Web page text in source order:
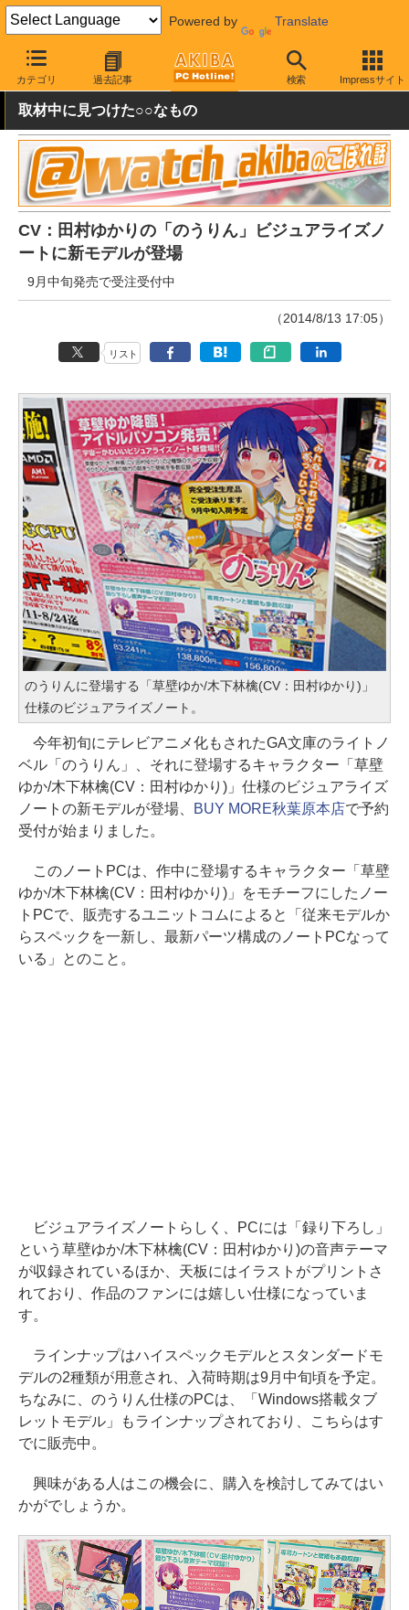
Powered by Translate
カテゴリ 過去記事 検索 Impressサイト
AKIBA PC Hotline! PC本体・ソフト ノートPC
取材中に見つけた○○なもの
CV：田村ゆかりの「のうりん」ビジュアライズノ
ートに新モデルが登場
9月中旬発売で受注受付中
（2014/8/13 17:05）
リスト
のうりんに登場する「草壁ゆか/木下林檎(CV：田村ゆかり)」
仕様のビジュアライズノート。
今年初旬にテレビアニメ化もされたGA文庫のライトノ
ベル「のうりん」、それに登場するキャラクター「草壁
ゆか/木下林檎(CV：田村ゆかり)」仕様のビジュアライズ
ノートの新モデルが登場、
BUY MORE秋葉原本店で予約
受付が始まりました。
このノートPCは、作中に登場するキャラクター「草壁
ゆか/木下林檎(CV：田村ゆかり)」をモチーフにしたノー
トPCで、販売するユニットコムによると「従来モデルか
らスペックを一新し、最新パーツ構成のノートPCなって
いる」とのこと。
ビジュアライズノートらしく、PCには「録り下ろし」
という草壁ゆか/木下林檎(CV：田村ゆかり)の音声テーマ
が収録されているほか、天板にはイラストがプリントさ
れており、作品のファンには嬉しい仕様になっていま
す。
ラインナップはハイスペックモデルとスタンダードモ
デルの2種類が用意され、入荷時期は9月中旬頃を予定。
ちなみに、のうりん仕様のPCは、「Windows搭載タブ
レットモデル」もラインナップされており、こちらはす
でに販売中。
興味がある人はこの機会に、購入を検討してみてはい
かがでしょうか。